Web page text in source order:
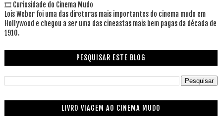
🎞 Curiosidade do Cinema Mudo
Lois Weber foi uma das diretoras mais importantes do cinema mudo em
Hollywood e chegou a ser uma das cineastas mais bem pagas da década de
1910.
PESQUISAR ESTE BLOG
LIVRO VIAGEM AO CINEMA MUDO